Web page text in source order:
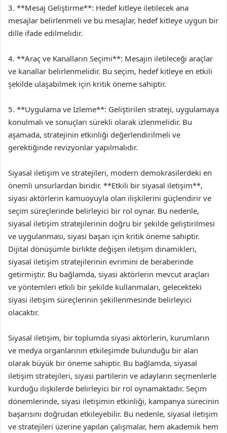
3. **Mesaj Geliştirme**: Hedef kitleye iletilecek ana
mesajlar belirlenmeli ve bu mesajlar, hedef kitleye uygun bir
dille ifade edilmelidir.
4. **Araç ve Kanalların Seçimi**: Mesajın iletileceği araçlar
ve kanallar belirlenmelidir. Bu seçim, hedef kitleye en etkili
şekilde ulaşabilmek için kritik öneme sahiptir.
5. **Uygulama ve İzleme**: Geliştirilen strateji, uygulamaya
konulmalı ve sonuçları sürekli olarak izlenmelidir. Bu
aşamada, stratejinin etkinliği değerlendirilmeli ve
gerektiğinde revizyonlar yapılmalıdır.
Siyasal iletişim ve stratejileri, modern demokrasilerdeki en
önemli unsurlardan biridir. **Etkili bir siyasal iletişim**,
siyasi aktörlerin kamuoyuyla olan ilişkilerini güçlendirir ve
seçim süreçlerinde belirleyici bir rol oynar. Bu nedenle,
siyasal iletişim stratejilerinin doğru bir şekilde geliştirilmesi
ve uygulanması, siyasi başarı için kritik öneme sahiptir.
Dijital dönüşümle birlikte değişen iletişim dinamikleri,
siyasal iletişim stratejilerinin evrimini de beraberinde
getirmiştir. Bu bağlamda, siyasi aktörlerin mevcut araçları
ve yöntemleri etkili bir şekilde kullanmaları, gelecekteki
siyasi iletişim süreçlerinin şekillenmesinde belirleyici
olacaktır.
Siyasal iletişim, bir toplumda siyasi aktörlerin, kurumların
ve medya organlarının etkileşimde bulunduğu bir alan
olarak büyük bir öneme sahiptir. Bu bağlamda, siyasal
iletişim stratejileri, siyasi partilerin ve adayların seçmenlerle
kurduğu ilişkilerde belirleyici bir rol oynamaktadır. Seçim
dönemlerinde, siyasi iletişimin etkinliği, kampanya sürecinin
başarısını doğrudan etkileyebilir. Bu nedenle, siyasal iletişim
ve stratejileri üzerine yapılan çalışmalar, hem akademik hem